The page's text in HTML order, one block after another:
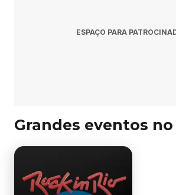
ESPAÇO PARA
Grandes eventos no